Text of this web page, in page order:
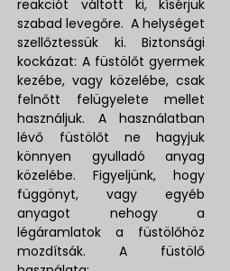
reakciót váltott ki, kísérjük
szabad levegőre. A helységet
szellőztessük ki. Biztonsági
kockázat: A füstölőt gyermek
kezébe, vagy közelébe, csak
felnőtt felügyelete mellet
használjuk. A használatban
lévő füstölőt ne hagyjuk
könnyen gyulladó anyag
közelébe. Figyeljünk, hogy
függönyt, vagy egyéb
anyagot nehogy a
légáramlatok a füstölőhöz
mozdítsák. A füstölő